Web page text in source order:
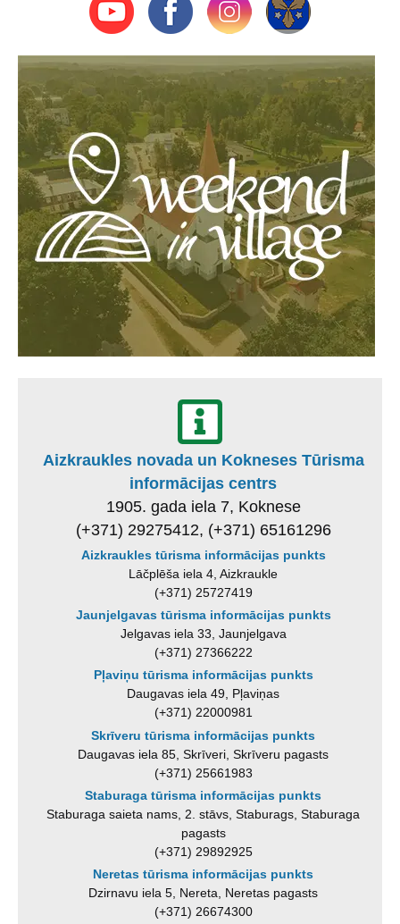
Aizkraukles novada un Kokneses Tūrisma
informācijas centrs
1905. gada iela 7, Koknese
(+371) 29275412, (+371) 65161296
Aizkraukles tūrisma informācijas punkts
Lāčplēša iela 4, Aizkraukle
(+371) 25727419
Jaunjelgavas tūrisma informācijas punkts
Jelgavas iela 33, Jaunjelgava
(+371) 27366222
Pļaviņu tūrisma informācijas punkts
Daugavas iela 49, Pļaviņas
(+371) 22000981
Skrīveru tūrisma informācijas punkts
Daugavas iela 85, Skrīveri, Skrīveru pagasts
(+371) 25661983
Staburaga tūrisma informācijas punkts
Staburaga saieta nams, 2. stāvs, Staburags, Staburaga
pagasts
(+371) 29892925
Neretas tūrisma informācijas punkts
Dzirnavu iela 5, Nereta, Neretas pagasts
(+371) 26674300